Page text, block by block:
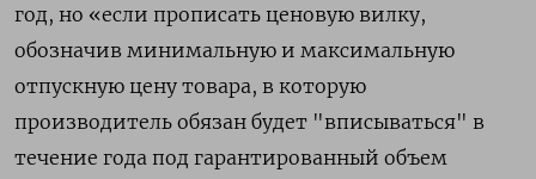
год, но «если прописать ценовую вилку,
обозначив минимальную и максимальную
отпускную цену товара, в которую
производитель обязан будет "вписываться" в
течение года под гарантированный объем